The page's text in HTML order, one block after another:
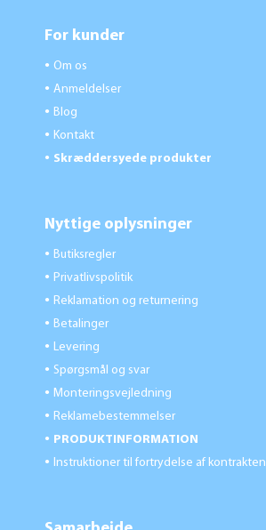
For kunder
● Om os
● Anmeldelser
● Blog
● Kontakt
● Skræddersyede produkter
Nyttige oplysninger
● Butiksregler
● Privatlivspolitik
● Reklamation og returnering
● Betalinger
● Levering
● Spørgsmål og svar
● Monteringsvejledning
● Reklamebestemmelser
● PRODUKTINFORMATION
● Instruktioner til fortrydelse af kontrakten